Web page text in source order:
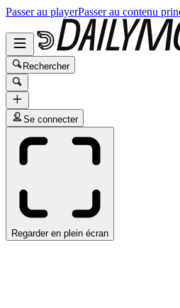
Passer au playerPasser au contenu
Rechercher
Se connecter
Regarder en plein écran